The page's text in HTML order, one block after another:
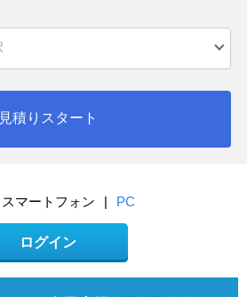
見積りスタート
スマートフォン | PC
ログイン